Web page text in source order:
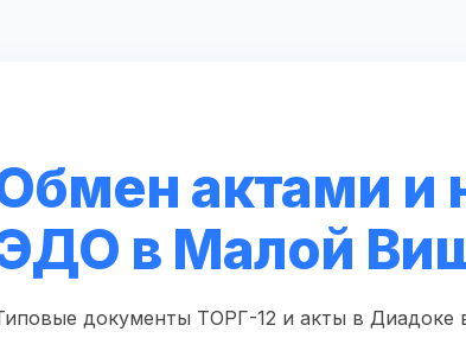
актами и
в Малой
документы ТОРГ-12 и акты в